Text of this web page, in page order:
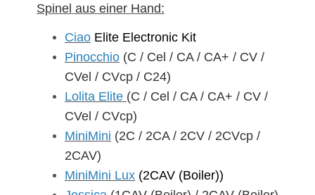
Spinel aus einer Hand:
Ciao Elite Electronic Kit
Pinocchio (C / Cel / CA / CA+ / CV /
CVel / CVcp / C24)
Lolita Elite (C / Cel / CA / CA+ / CV /
CVel / CVcp)
MiniMini (2C / 2CA / 2CV / 2CVcp /
2CAV)
MiniMini Lux (2CAV (Boiler))